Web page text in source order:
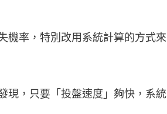
機率，特別改用系統計算的方式來
現，只要「投盤速度」夠快，系統